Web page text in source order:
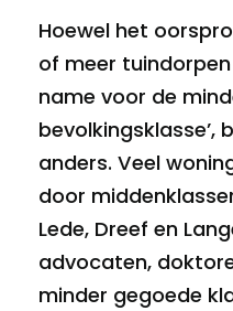
Hoewel het
of meer
name voor de
bevolkingsklasse’,
anders. Veel
door
Lede, Dreef en
advocaten,
minder gegoede